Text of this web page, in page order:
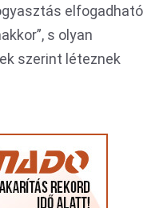
elfogadható
s olyan
szerint léteznek